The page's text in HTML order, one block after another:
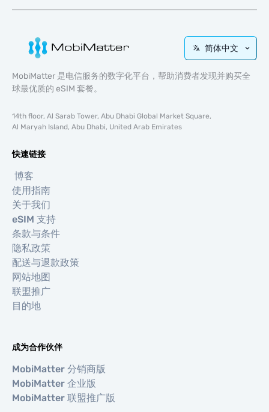
简体中文
MobiMatter 是电信服务的数字化平台，帮助消费者发现并购买全
球最优质的 eSIM 套餐。
14th floor, Al Sarab Tower, Abu Dhabi Global Market Square,
Al Maryah Island, Abu Dhabi, United Arab Emirates
快速链接
博客
使用指南
关于我们
eSIM 支持
条款与条件
隐私政策
配送与退款政策
网站地图
联盟推广
目的地
成为合作伙伴
MobiMatter 分销商版
MobiMatter 企业版
MobiMatter 联盟推广版